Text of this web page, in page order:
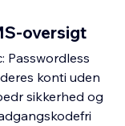
oversigt
Passwordless
konti uden
sikkerhed og